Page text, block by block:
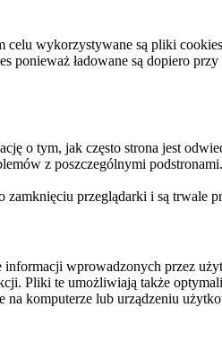
wykorzystywane są pliki
ładowane są dopiero
o tym, jak często strona jest
z poszczególnymi
przeglądarki i są trwale
wprowadzonych przez
Pliki te umożliwiają także
na komputerze lub urządzeniu